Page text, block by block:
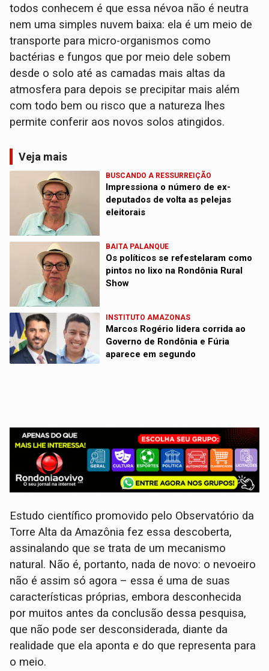
todos conhecem é que essa névoa não é neutra
nem uma simples nuvem baixa: ela é um meio de
transporte para micro-organismos como
bactérias e fungos que por meio dele sobem
desde o solo até as camadas mais altas da
atmosfera para depois se precipitar mais além
com todo bem ou risco que a natureza lhes
permite conferir aos novos solos atingidos.
Veja mais
BUSCANDO A RESSURREIÇÃO
Impressiona o número de ex-
deputados de volta as pelejas
eleitorais
BAITA PALANQUE
Os políticos se refestelaram como
pintos no lixo na Rondônia Rural
Show
INSTITUTO AMAZONAS
Marcos Rogério lidera corrida ao
Governo de Rondônia e Fúria
aparece em segundo
Estudo científico promovido pelo Observatório da
Torre Alta da Amazônia fez essa descoberta,
assinalando que se trata de um mecanismo
natural. Não é, portanto, nada de novo: o nevoeiro
não é assim só agora – essa é uma de suas
características próprias, embora desconhecida
por muitos antes da conclusão dessa pesquisa,
que não pode ser desconsiderada, diante da
realidade que ela aponta e do que representa para
o meio.